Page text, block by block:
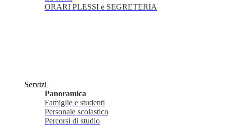
ORARI PLESSI e SEGRETERIA
Servizi
Panoramica
Famiglie e studenti
Personale scolastico
Percorsi di studio